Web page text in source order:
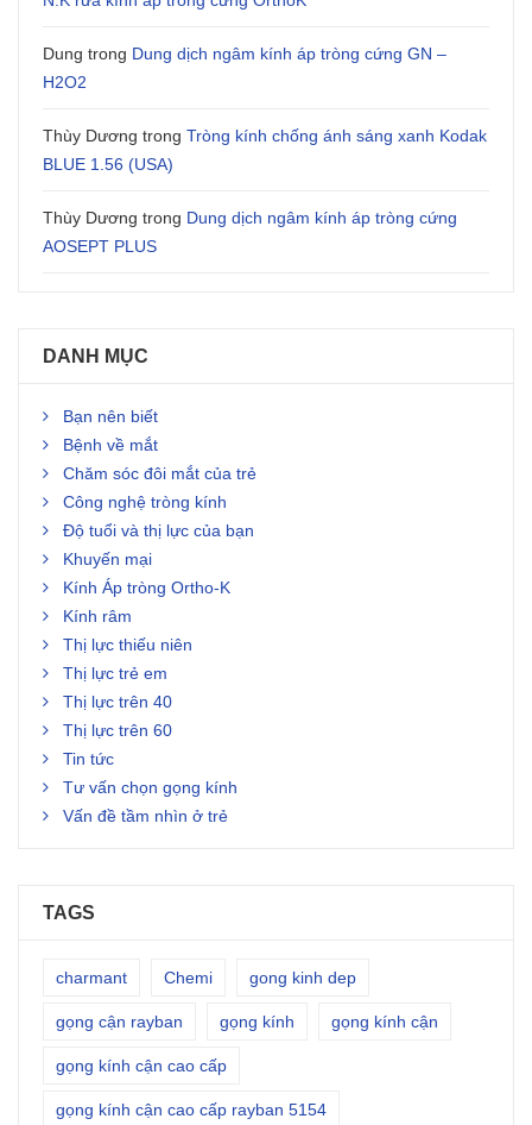
Dung trong Dung dịch ngâm kính áp tròng cứng GN –
H2O2
Thùy Dương trong Tròng kính chống ánh sáng xanh Kodak
BLUE 1.56 (USA)
Thùy Dương trong Dung dịch ngâm kính áp tròng cứng
AOSEPT PLUS
DANH MỤC
Bạn nên biết
Bệnh về mắt
Chăm sóc đôi mắt của trẻ
Công nghệ tròng kính
Độ tuổi và thị lực của bạn
Khuyến mại
Kính Áp tròng Ortho-K
Kính râm
Thị lực thiếu niên
Thị lực trẻ em
Thị lực trên 40
Thị lực trên 60
Tin tức
Tư vấn chọn gọng kính
Vấn đề tầm nhìn ở trẻ
TAGS
charmant Chemi gong kinh dep
gọng cận rayban gọng kính gọng kính cận
gọng kính cận cao cấp
gọng kính cận cao cấp rayban 5154